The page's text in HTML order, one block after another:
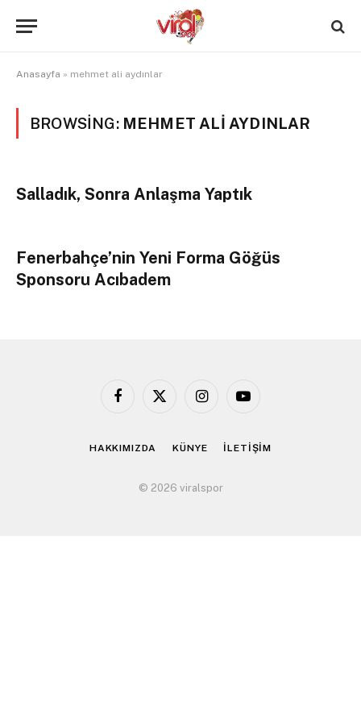
Anasayfa » mehmet ali aydınlar
BROWSING: MEHMET ALI AYDINLAR
Salladık, Sonra Anlaşma Yaptık
Fenerbahçe’nin Yeni Forma Göğüs
Sponsoru Acıbadem
Facebook
X
InstagramYouTube
HAKKIMIZDA KÜNYE İLETİŞİM
© 2026 viralspor